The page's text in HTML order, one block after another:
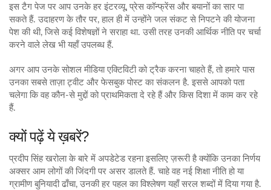
इस टैग पेज पर आप उनके हर इंटरव्यू, प्रेस कॉन्फ्रेंस और बयानों का सार पा
सकते हैं. उदाहरण के तौर पर, हाल ही में उन्होंने जल संकट से निपटने की योजना
पेश की थी, जिसे कई विशेषज्ञों ने सराहा था. उसी तरह उनकी आर्थिक नीति पर चर्चा
करने वाले लेख भी यहाँ उपलब्ध हैं.
अगर आप उनके सोशल मीडिया एक्टिविटी को ट्रैक करना चाहते हैं, तो हमारे पास
उनका सबसे ताज़ा ट्वीट और फेसबुक पोस्ट का संकलन है. इससे आपको पता
चलेगा कि वह कौन‑से मुद्दों को प्राथमिकता दे रहे हैं और किस दिशा में काम कर रहे
हैं.
क्यों पढ़ें ये ख़बरें?
प्रदीप सिंह खरोला के बारे में अपडेटेड रहना इसलिए ज़रूरी है क्योंकि उनका निर्णय
अक्सर आम लोगों की जिंदगी पर असर डालते हैं. चाहे वह नई शिक्षा नीति हो या
ग्रामीण बुनियादी ढाँचा, उनकी हर पहल का विश्लेषण यहाँ सरल शब्दों में दिया गया है.